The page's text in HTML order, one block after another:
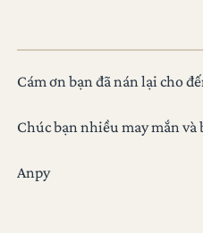
Cám ơn bạn đã nán lại cho
Chúc bạn nhiều may mắn và
Anpy